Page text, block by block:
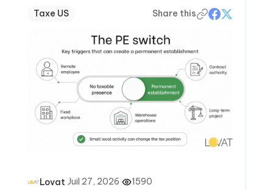
Taxe US Share this
Lovat·Juil 27, 2026· 1590